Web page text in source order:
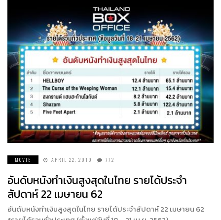
MOVIE APRIL 22, 2019 772
อันดับหนังทำเงินสูงสุดในไทย รายได้ประจำ
สัปดาห์ 22 เมษายน 62
อันดับหนังทำเงินสูงสุดในไทย รายได้ประจำสัปดาห์ 22 เมษายน 62